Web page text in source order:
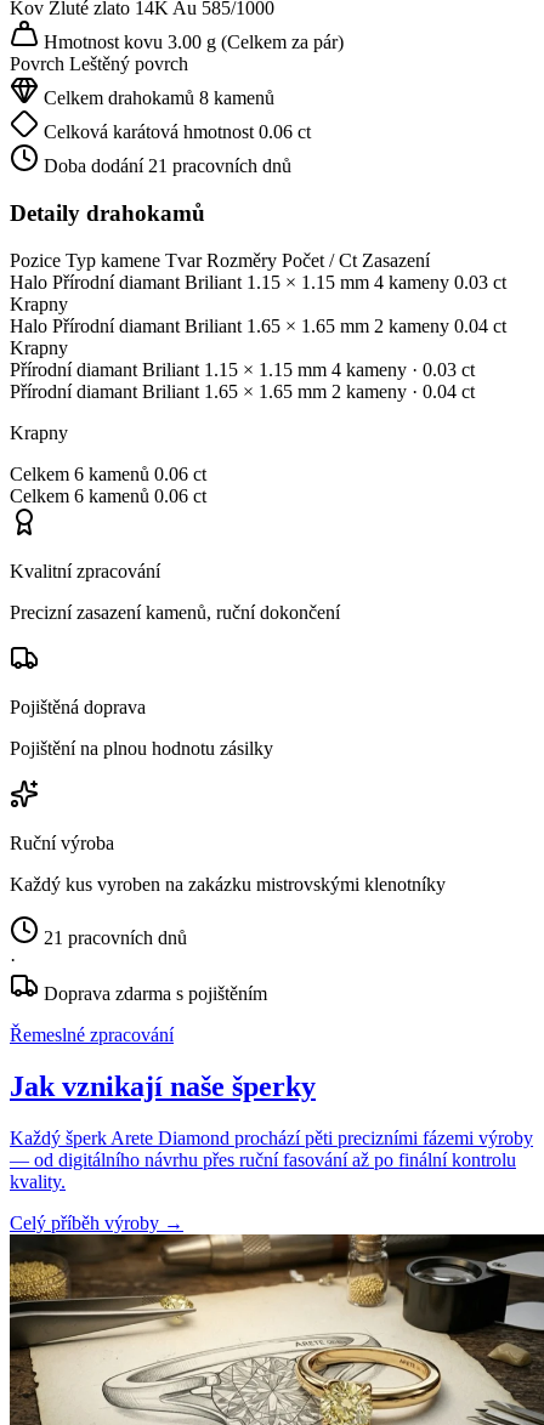
Kov Žluté zlato 14KAu 585/1000
Hmotnost kovu 3.00 g (Celkem za pár)
Povrch Leštěný povrch
Celkem drahokamů 8 kamenů
Celková karátová hmotnost 0.06 ct
Doba dodání 21 pracovních dnů
Detaily drahokamů
Pozice Typ kamene Tvar Rozměry Počet / Ct Zasazení
Halo Přírodní diamant Briliant 1.15 × 1.15 mm 4 kameny 0.03 ct
Krapny
Halo Přírodní diamant Briliant 1.65 × 1.65 mm 2 kameny 0.04 ct
Krapny
Přírodní diamant Briliant 1.15 × 1.15 mm 4 kameny · 0.03 ct
Přírodní diamant Briliant 1.65 × 1.65 mm 2 kameny · 0.04 ct
Krapny
Celkem 6 kamenů 0.06 ct
Celkem 6 kamenů 0.06 ct
Kvalitní zpracování
Precizní zasazení kamenů, ruční dokončení
Pojištěná doprava
Pojištění na plnou hodnotu zásilky
Ruční výroba
Každý kus vyroben na zakázku mistrovskými klenotníky
21 pracovních dnů
·
Doprava zdarma s pojištěním
Řemeslné zpracování
Jak vznikají naše šperky
Každý šperk Arete Diamond prochází pěti precizními fázemi výroby
— od digitálního návrhu přes ruční fasování až po finální kontrolu
kvality.
Celý příběh výroby →